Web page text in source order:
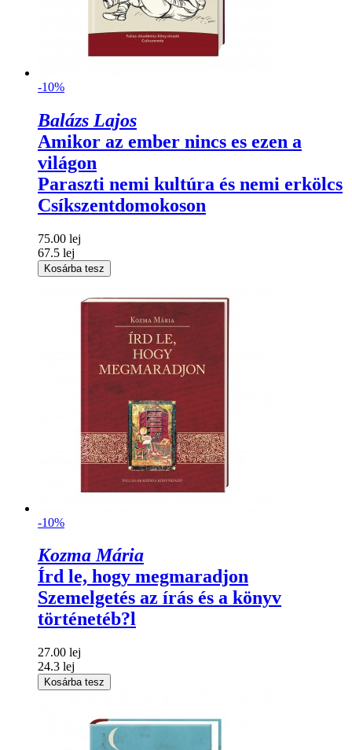
-10%
Balázs Lajos
Amikor az ember nincs es ezen a
világon
Paraszti nemi kultúra és nemi erkölcs
Csíkszentdomokoson
75.00 lej
67.5 lej
Kosárba tesz
-10%
Kozma Mária
Írd le, hogy megmaradjon
Szemelgetés az írás és a könyv
történetéb?l
27.00 lej
24.3 lej
Kosárba tesz